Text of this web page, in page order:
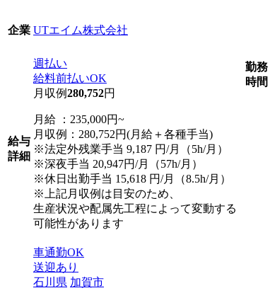
企業 UTエイム株式会社
給与
詳細
週払い
給料前払いOK
月収例280,752円
月給 ：235,000円~
月収例：280,752円(月給＋各種手当)
※法定外残業手当 9,187 円/月（5h/月）
※深夜手当 20,947円/月（57h/月）
※休日出勤手当 15,618 円/月（8.5h/月）
※上記月収例は目安のため、
生産状況や配属先工程によって変動する
可能性があります
車通勤OK
送迎あり
石川県 加賀市
勤務
時間